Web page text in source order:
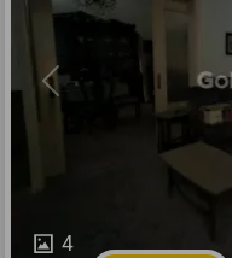
4
Previous